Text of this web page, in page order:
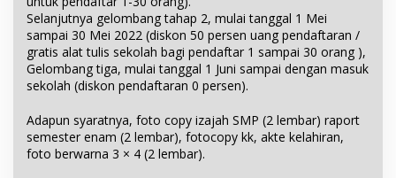
Selanjutnya gelombang tahap 2, mulai tanggal 1 Mei
sampai 30 Mei 2022 (diskon 50 persen uang pendaftaran /
gratis alat tulis sekolah bagi pendaftar 1 sampai 30 orang ),
Gelombang tiga, mulai tanggal 1 Juni sampai dengan masuk
sekolah (diskon pendaftaran 0 persen).
Adapun syaratnya, foto copy izajah SMP (2 lembar) raport
semester enam (2 lembar), fotocopy kk, akte kelahiran,
foto berwarna 3 × 4 (2 lembar).